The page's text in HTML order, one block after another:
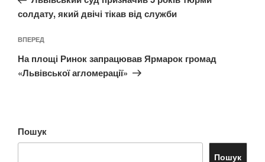
солдату, який двічі тікав від служби
Наступний
запис
ВПЕРЕД
На площі Ринок запрацював Ярмарок громад
«Львівської агломерації»
Пошук
Пошук